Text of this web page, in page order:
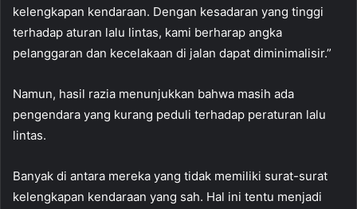
kelengkapan kendaraan. Dengan kesadaran yang tinggi
terhadap aturan lalu lintas, kami berharap angka
pelanggaran dan kecelakaan di jalan dapat diminimalisir.”
Namun, hasil razia menunjukkan bahwa masih ada
pengendara yang kurang peduli terhadap peraturan lalu
lintas.
Banyak di antara mereka yang tidak memiliki surat-surat
kelengkapan kendaraan yang sah. Hal ini tentu menjadi